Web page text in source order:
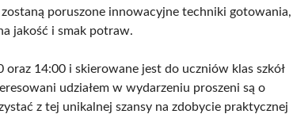
poruszone innowacyjne techniki gotowania,
jakość i smak potraw.
14:00 i skierowane jest do uczniów klas szkół
udziałem w wydarzeniu proszeni są o
z tej unikalnej szansy na zdobycie praktycznej